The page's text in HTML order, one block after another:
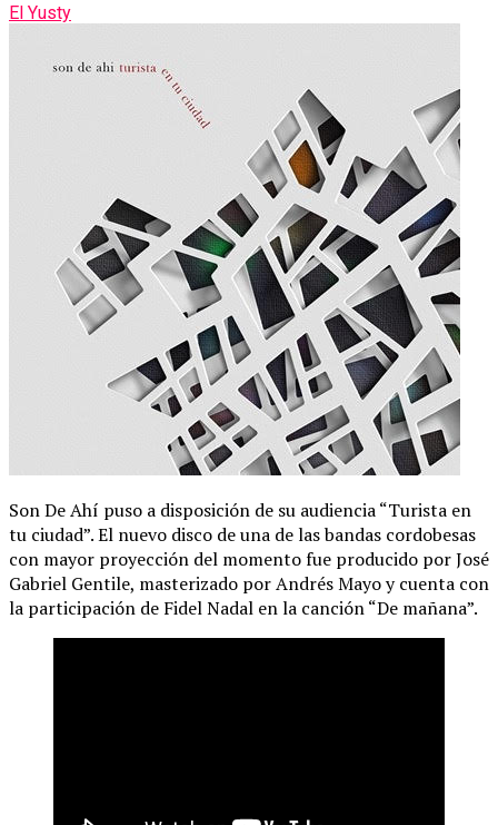
El Yusty
Son De Ahí puso a disposición de su audiencia “Turista en
tu ciudad”. El nuevo disco de una de las bandas cordobesas
con mayor proyección del momento fue producido por José
Gabriel Gentile, masterizado por Andrés Mayo y cuenta con
la participación de Fidel Nadal en la canción “De mañana”.